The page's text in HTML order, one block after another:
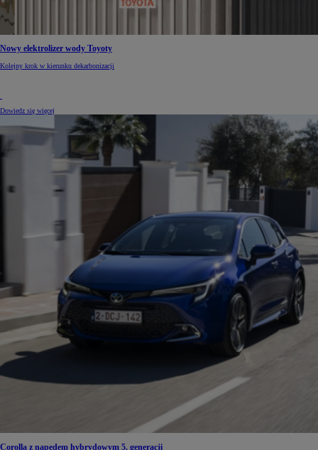
Nowy elektrolizer wody Toyoty
Kolejny krok w kierunku dekarbonizacji
Dowiedz się więcej
Corolla z napędem hybrydowym 5. generacji